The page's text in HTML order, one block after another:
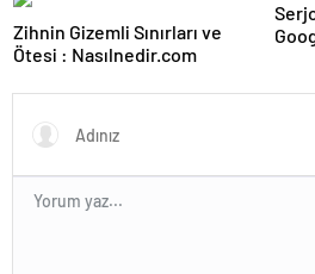
Zihnin Gizemli Sınırları ve
Ötesi : Nasılnedir.com
Serjoy : Dijital